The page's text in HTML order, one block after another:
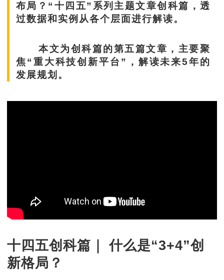
布局？“十四五”系列主题文章创科篇，透
过数据和实例从各个层面进行解读。
本文为创科篇的第五篇文章，主要聚
焦“重大科技创新平台”，解读未来5年的
发展规划。
十四五创科篇｜ 什么是“3+4”创
新格局？